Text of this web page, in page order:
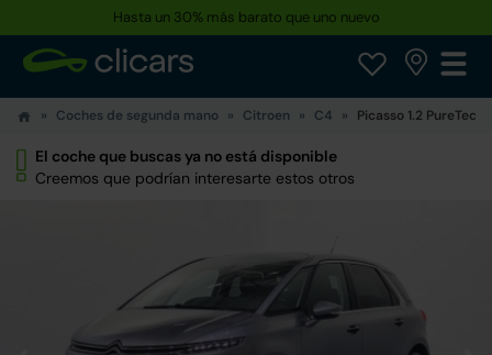
Hasta un 30% más barato que uno nuevo
Coches de segunda mano Citroen C4 Picasso 1.2 PureTech
El coche que buscas ya no está disponible
Creemos que podrían interesarte estos otros